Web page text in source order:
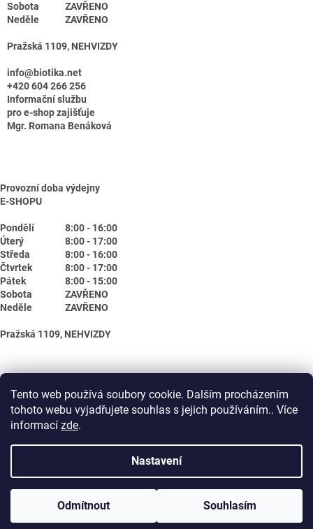
Tento web používá soubory cookie. Dalším procházením
tohoto webu vyjadřujete souhlas s jejich používáním.. Více
informací zde.
Nastavení
Odmítnout Souhlasím
Sobota
ZAVŘENO
Neděle
ZAVŘENO
Pražská 1109, NEHVIZDY
info@biotika.net
+420 604 266 256
Informační službu
pro e-shop zajišťuje
Mgr. Romana Benáková
Provozní doba výdejny
E-SHOPU
Pondělí
8:00 - 16:00
Úterý
8:00 - 17:00
Středa
8:00 - 16:00
Čtvrtek
8:00 - 17:00
Pátek
8:00 - 15:00
Sobota
ZAVŘENO
Neděle
ZAVŘENO
Pražská 1109, NEHVIZDY
Vytvořil Shoptet
Copyright 2026Biotika.net . Všechna práva vyhrazena.